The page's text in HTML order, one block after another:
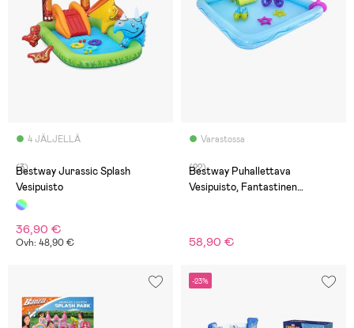
4 JÄLJELLÄ
(3)
Bestway Jurassic Splash
Vesipuisto
36,90 €
Ovh: 48,90 €
Varastossa
(22)
Bestway Puhallettava
Vesipuisto, Fantastinen
58,90 €
-23%